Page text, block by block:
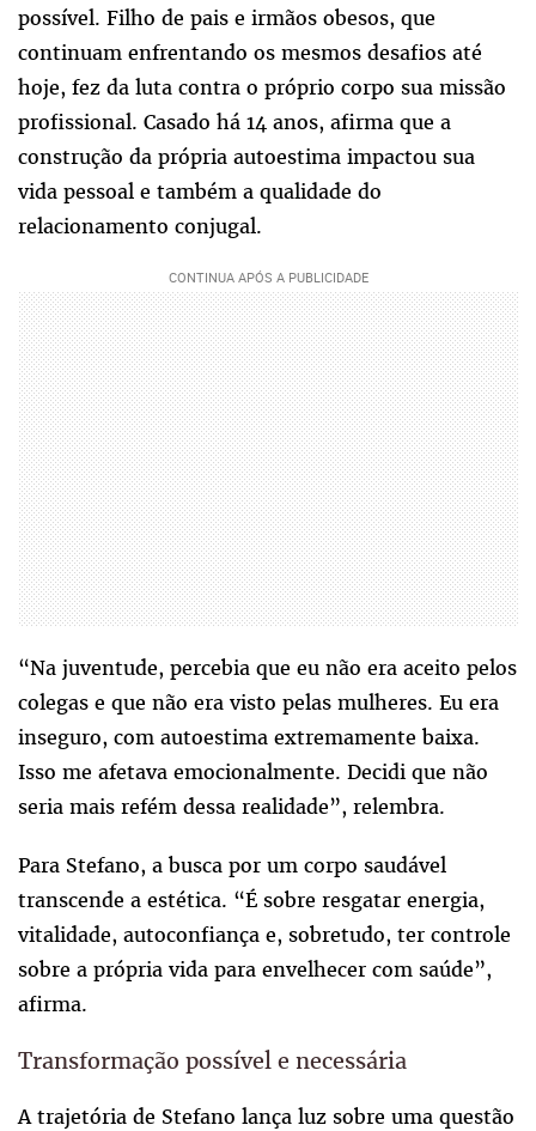
possível. Filho de pais e irmãos obesos, que
continuam enfrentando os mesmos desafios até
hoje, fez da luta contra o próprio corpo sua missão
profissional. Casado há 14 anos, afirma que a
construção da própria autoestima impactou sua
vida pessoal e também a qualidade do
relacionamento conjugal.
“Na juventude, percebia que eu não era aceito pelos
colegas e que não era visto pelas mulheres. Eu era
inseguro, com autoestima extremamente baixa.
Isso me afetava emocionalmente. Decidi que não
seria mais refém dessa realidade”, relembra.
Para Stefano, a busca por um corpo saudável
transcende a estética. “É sobre resgatar energia,
vitalidade, autoconfiança e, sobretudo, ter controle
sobre a própria vida para envelhecer com saúde”,
afirma.
Transformação possível e necessária
A trajetória de Stefano lança luz sobre uma questão